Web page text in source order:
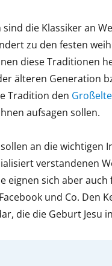
die Klassiker an
zu den festen
diese Traditionen
älteren Generation
Tradition den
aufsagen sollen.
an die wichtigen
verstandenen
eignen sich aber
und Co. Den
die die Geburt Jesu